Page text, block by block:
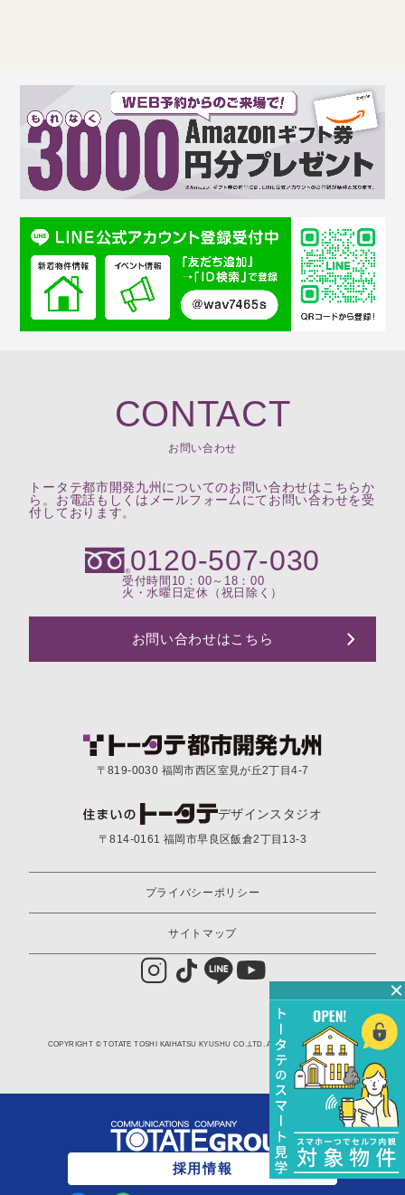
CONTACT
お問い合わせ
トータテ都市開発九州についてのお問い合わせはこちらか
ら。お電話もしくはメールフォー厶にてお問い合わせを受
付しております。
0120-507-030
受付時間10：00～18：00
火・水曜日定休（祝日除く）
お問い合わせはこちら
〒819-0030 福岡市西区室見が丘2丁目4-7
デザインスタジオ
〒814-0161 福岡市早良区飯倉2丁目13-3
プライバシーポリシー
サイトマップ
COPYRIGHT © TOTATE TOSHI KAIHATSU KYUSHU CO.,LTD. ALL RIGHTS RESERVED.
採用情報